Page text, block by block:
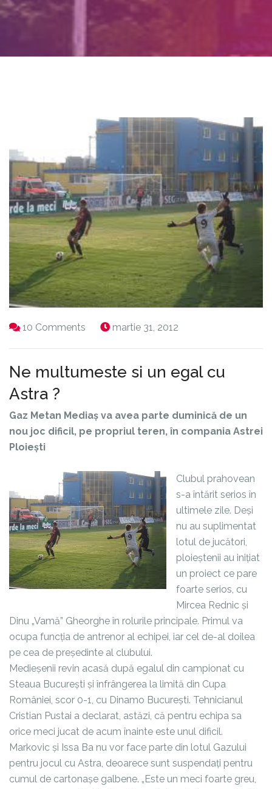
10 Comments martie 31, 2012
Ne multumeste si un egal cu
Astra ?
Gaz Metan Mediaș va avea parte duminică de un
nou joc dificil, pe propriul teren, în compania Astrei
Ploiești
Clubul prahovean
s-a întărit serios în
ultimele zile. Deși
nu au suplimentat
lotul de jucători,
ploieștenii au inițiat
un proiect ce pare
foarte serios, cu
Mircea Rednic și
Dinu „Vamă” Gheorghe în rolurile principale. Primul va
ocupa funcția de antrenor al echipei, iar cel de-al doilea
pe cea de președinte al clubului.
Medieșenii revin acasă după egalul din campionat cu
Steaua București și înfrângerea la limită din Cupa
României, scor 0-1, cu Dinamo București. Tehnicianul
Cristian Pustai a declarat, astăzi, că pentru echipa sa
orice meci jucat de acum înainte este unul dificil.
Markovic și Issa Ba nu vor face parte din lotul Gazului
pentru jocul cu Astra, deoarece sunt suspendați pentru
cumul de cartonașe galbene. „Este un meci foarte greu,